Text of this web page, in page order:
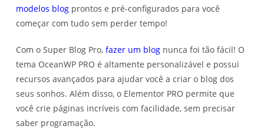
modelos blog prontos e pré-configurados para você
começar com tudo sem perder tempo!
Com o Super Blog Pro,fazer um blog nunca foi tão fácil! O
tema OceanWP PRO é altamente personalizável e possui
recursos avançados para ajudar você a criar o blog dos
seus sonhos. Além disso, o Elementor PRO permite que
você crie páginas incríveis com facilidade, sem precisar
saber programação.